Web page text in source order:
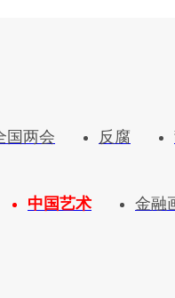
国两会 反腐
中国艺术 金融